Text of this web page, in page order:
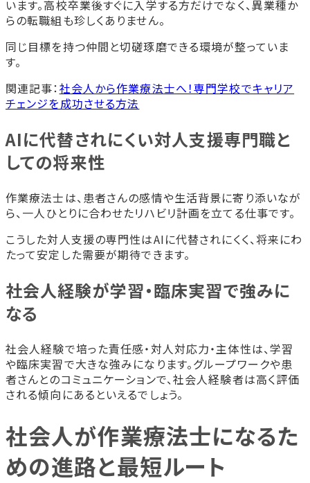
います。高校卒業後すぐに入学する方だけでなく、異業種か
らの転職組も珍しくありません。
同じ目標を持つ仲間と切磋琢磨できる環境が整っていま
す。
関連記事：社会人から作業療法士へ！専門学校でキャリア
チェンジを成功させる方法
AIに代替されにくい対人支援専門職と
しての将来性
作業療法士は、患者さんの感情や生活背景に寄り添いなが
ら、一人ひとりに合わせたリハビリ計画を立てる仕事です。
こうした対人支援の専門性はAIに代替されにくく、将来にわ
たって安定した需要が期待できます。
社会人経験が学習・臨床実習で強みに
なる
社会人経験で培った責任感・対人対応力・主体性は、学習
や臨床実習で大きな強みになります。グループワークや患
者さんとのコミュニケーションで、社会人経験者は高く評価
される傾向にあるといえるでしょう。
社会人が作業療法士になるた
めの進路と最短ルート